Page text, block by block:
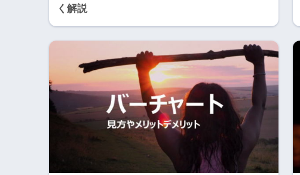
く解説